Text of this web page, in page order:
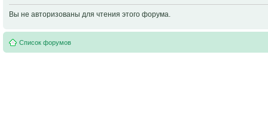
Вы не авторизованы для чтения этого форума.
Список форумов